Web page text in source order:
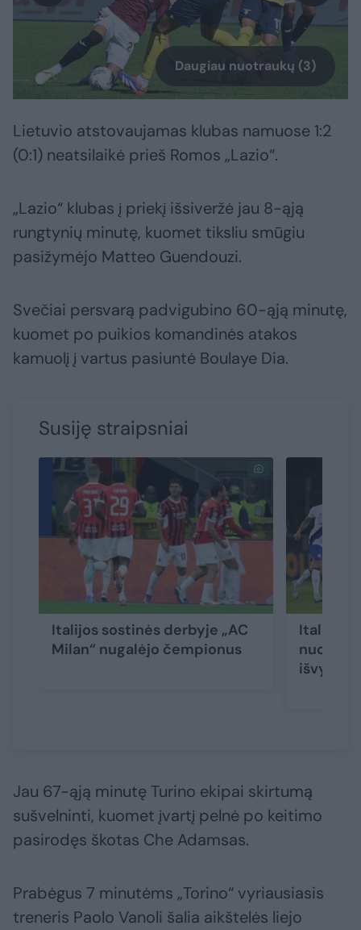
Daugiau nuotraukų (3)
Lietuvio atstovaujamas klubas namuose 1:2
(0:1) neatsilaikė prieš Romos „Lazio“.
„Lazio“ klubas į priekį išsiveržė jau 8-ąją
rungtynių minutę, kuomet tiksliu smūgiu
pasižymėjo Matteo Guendouzi.
Svečiai persvarą padvigubino 60-ąją minutę,
kuomet po puikios komandinės atakos
kamuolį į vartus pasiuntė Boulaye Dia.
Susiję straipsniai
Italijos sostinės derbyje „AC
Milan“ nugalėjo čempionus
Italijoje
nuo
išvykoje
Jau 67-ąją minutę Turino ekipai skirtumą
sušvelninti, kuomet įvartį pelnė po keitimo
pasirodęs škotas Che Adamsas.
Prabėgus 7 minutėms „Torino“ vyriausiasis
treneris Paolo Vanoli šalia aikštelės liejo